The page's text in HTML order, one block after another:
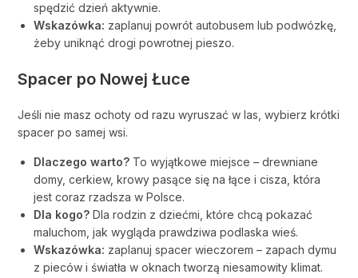
spędzić dzień aktywnie.
Wskazówka: zaplanuj powrót autobusem lub podwózkę,
żeby uniknąć drogi powrotnej pieszo.
Spacer po Nowej Łuce
Jeśli nie masz ochoty od razu wyruszać w las, wybierz krótki
spacer po samej wsi.
Dlaczego warto? To wyjątkowe miejsce – drewniane
domy, cerkiew, krowy pasące się na łące i cisza, która
jest coraz rzadsza w Polsce.
Dla kogo? Dla rodzin z dziećmi, które chcą pokazać
maluchom, jak wygląda prawdziwa podlaska wieś.
Wskazówka: zaplanuj spacer wieczorem – zapach dymu
z pieców i światła w oknach tworzą niesamowity klimat.